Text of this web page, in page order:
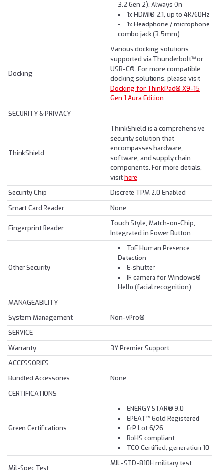
3.2 Gen 2), Always On
1x HDMI® 2.1, up to 4K/60Hz
1x Headphone / microphone
combo jack (3.5mm)
Docking
Various docking solutions
supported via Thunderbolt™ or
USB-C®. For more compatible
docking solutions, please visit
Docking for ThinkPad® X9-15
Gen 1 Aura Edition
SECURITY & PRIVACY
ThinkShield
ThinkShield is a comprehensive
security solution that
encompasses hardware,
software, and supply chain
components. For more detials,
visithere
Security Chip
Discrete TPM 2.0 Enabled
Smart Card Reader
None
Fingerprint Reader
Touch Style, Match-on-Chip,
Integrated in Power Button
Other Security
ToF Human Presence
Detection
E-shutter
IR camera for Windows®
Hello (facial recognition)
MANAGEABILITY
System Management
Non-vPro®
SERVICE
Warranty
3Y Premier Support
ACCESSORIES
Bundled Accessories
None
CERTIFICATIONS
Green Certifications
ENERGY STAR® 9.0
EPEAT™ Gold Registered
ErP Lot 6/26
RoHS compliant
TCO Certified, generation 10
Mil-Spec Test
MIL-STD-810H military test